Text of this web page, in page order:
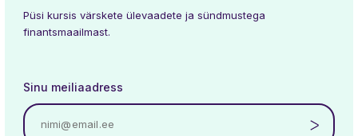
Püsi kursis värskete ülevaadete ja sündmustega
finantsmaailmast.
Sinu meiliaadress